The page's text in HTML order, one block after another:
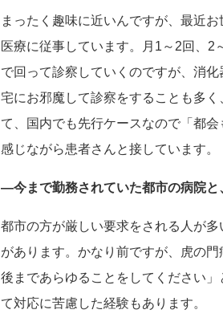
まったく趣味に近いんですが、最近
医療に従事しています。月1～2回、
で回って診察していくのですが、消
宅にお邪魔して診察をすることも多
て、国内でも先行ケースなので「都
感じながら患者さんと接しています。
—今まで勤務されていた都市の病院と
都市の方が厳しい要求をされる人が
があります。かなり前ですが、虎の
後まであらゆることをしてください
て対応に苦慮した経験もあります。